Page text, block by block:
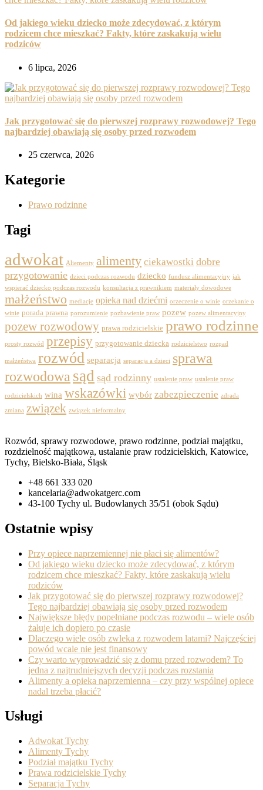
Od jakiego wieku dziecko może zdecydować, z którym
rodzicem chce mieszkać? Fakty, które zaskakują wielu
rodziców
6 lipca, 2026
Jak przygotować się do pierwszej rozprawy rozwodowej? Tego
najbardziej obawiają się osoby przed rozwodem
25 czerwca, 2026
Kategorie
Prawo rodzinne
Tagi
adwokat Aliementy alimenty ciekawostki dobre
przygotowanie dzieci podczas rozwodu dziecko fundusz alimentacyjny jak
wspierać dziecko podczas rozwodu konsultacja z prawnikiem materiały dowodowe
małżeństwo mediacje opieka nad dziećmi orzeczenie o winie orzekanie o
winie porada prawna porozumienie pozbawienie praw pozew pozew alimentacyjny
pozew rozwodowy prawa rodzicielskie prawo rodzinne
prosty rozwód przepisy przygotowanie dziecka rodzicielstwo rozpad
małżeństwa rozwód separacja separacja a dzieci sprawa
rozwodowa sąd sąd rodzinny ustalenie praw ustalenie praw
rodzicielskich wina wskazówki wybór zabezpieczenie zdrada
zmiana związek związek nieformalny
Rozwód, sprawy rozwodowe, prawo rodzinne, podział majątku,
rozdzielność majątkowa, ustalanie praw rodzicielskich, Katowice,
Tychy, Bielsko-Biała, Śląsk
+48 661 333 020
kancelaria@adwokatgerc.com
43-100 Tychy ul. Budowlanych 35/51 (obok Sądu)
Ostatnie wpisy
Przy opiece naprzemiennej nie płaci się alimentów?
Od jakiego wieku dziecko może zdecydować, z którym
rodzicem chce mieszkać? Fakty, które zaskakują wielu
rodziców
Jak przygotować się do pierwszej rozprawy rozwodowej?
Tego najbardziej obawiają się osoby przed rozwodem
Największe błędy popełniane podczas rozwodu – wiele osób
żałuje ich dopiero po czasie
Dlaczego wiele osób zwleka z rozwodem latami? Najczęściej
powód wcale nie jest finansowy
Czy warto wyprowadzić się z domu przed rozwodem? To
jedna z najtrudniejszych decyzji podczas rozstania
Alimenty a opieka naprzemienna – czy przy wspólnej opiece
nadal trzeba płacić?
Usługi
Adwokat Tychy
Alimenty Tychy
Podział majątku Tychy
Prawa rodzicielskie Tychy
Separacja Tychy